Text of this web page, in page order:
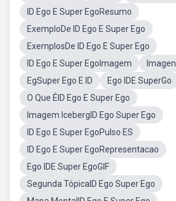
ID Ego E Super EgoResumo
ExemploDe ID Ego E Super Ego
ExemplosDe ID Ego E Super Ego
ID Ego E Super EgoImagem
EgSuper Ego E ID
Ego IDE SuperGo
O Que ÉID Ego E Super Ego
Imagem IcebergID Ego Super Ego
ID Ego E Super EgoPulso ES
ID Ego E Super EgoRepresentacao
Ego IDE Super EgoGIF
Segunda TópicaID Ego Super Ego